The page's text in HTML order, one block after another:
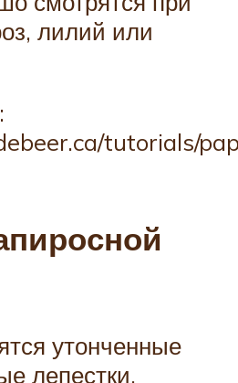
лилий или
tutorials/
утонченные
лепестки,